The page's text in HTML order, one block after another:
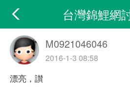
台灣錦鯉網
M0921046046
2016-1-3 08:58
漂亮，讃